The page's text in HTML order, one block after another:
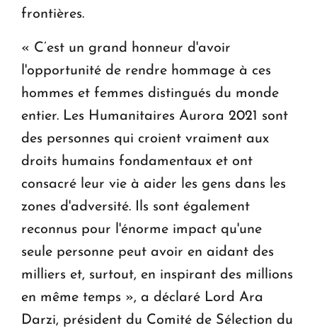
frontières.
« C’est un grand honneur d'avoir
l'opportunité de rendre hommage à ces
hommes et femmes distingués du monde
entier. Les Humanitaires Aurora 2021 sont
des personnes qui croient vraiment aux
droits humains fondamentaux et ont
consacré leur vie à aider les gens dans les
zones d'adversité. Ils sont également
reconnus pour l'énorme impact qu'une
seule personne peut avoir en aidant des
milliers et, surtout, en inspirant des millions
en même temps », a déclaré Lord Ara
Darzi, président du Comité de Sélection du